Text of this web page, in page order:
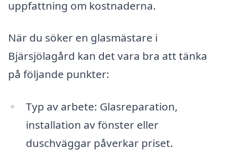
uppfattning om kostnaderna.
När du söker en glasmästare i
Bjärsjölagård kan det vara bra att tänka
på följande punkter:
Typ av arbete: Glasreparation,
installation av fönster eller
duschväggar påverkar priset.